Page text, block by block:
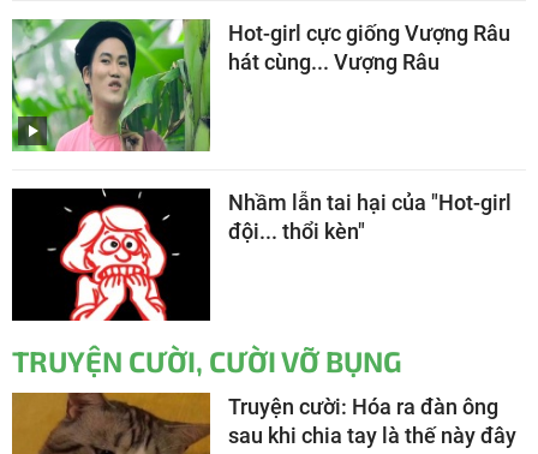
Hot-girl cực giống Vượng Râu
hát cùng... Vượng Râu
Nhầm lẫn tai hại của "Hot-girl
đội... thổi kèn"
TRUYỆN CƯỜI, CƯỜI VỠ BỤNG
Truyện cười: Hóa ra đàn ông
sau khi chia tay là thế này đây